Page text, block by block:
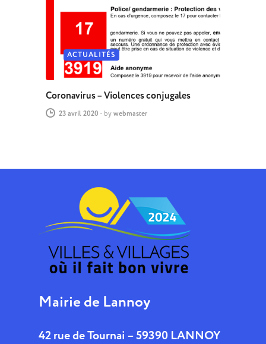
ACTUALITÉS
Coronavirus – Violences conjugales
23 avril 2020 - by webmaster
Mairie de Lannoy
42 rue de Tournai – 59390 LANNOY